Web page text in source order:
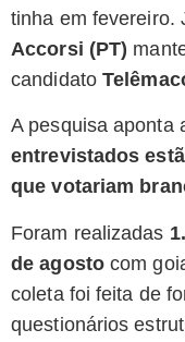
tinha em fevereiro.
Accorsi (PT)
candidato
A pesquisa aponta
entrevistados
que votariam
Foram realizadas
de agostocom
coleta foi feita de
questionários